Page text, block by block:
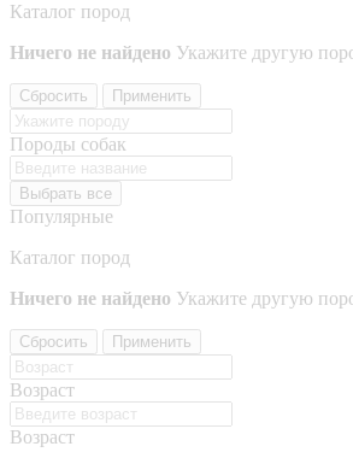
Каталог пород
Ничего не найдено Укажите другую
Сбросить Применить
Породы собак
Выбрать все
Популярные
Каталог пород
Ничего не найдено Укажите другую
Сбросить Применить
Возраст
Возраст